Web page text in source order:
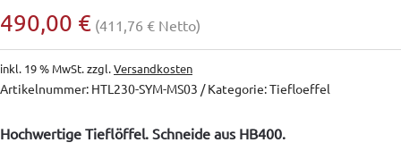
490,00 € (411,76 € Netto)
inkl. 19 % MwSt.zzgl.Versandkosten
Artikelnummer: HTL230-SYM-MS03 Kategorie:Tiefloeffel
Hochwertige Tieflöffel. Schneide aus HB400.